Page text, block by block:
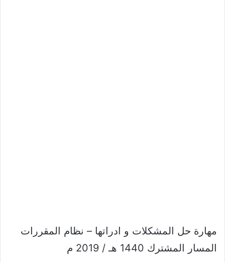
مهارة حل المشكلات و ادراتها – نظام المقررات
المسار المشترك 1440 هـ / 2019 م